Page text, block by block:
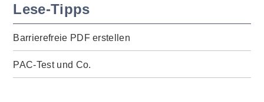
Lese-Tipps
Barrierefreie PDF erstellen
PAC-Test und Co.